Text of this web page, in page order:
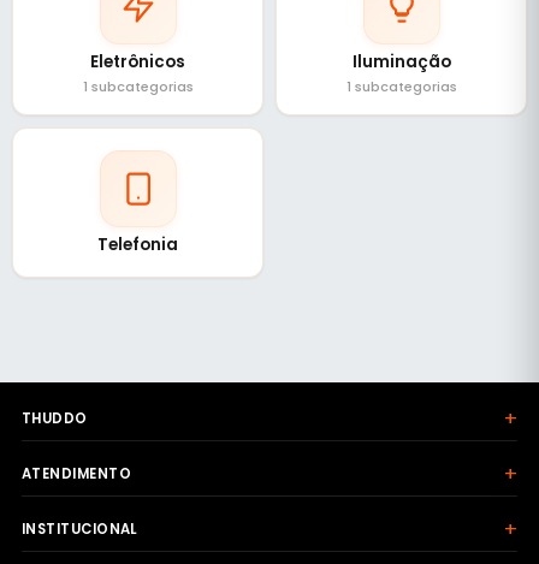
Eletrônicos
1 subcategorias
Iluminação
1 subcategorias
Telefonia
THUDDO +
ATENDIMENTO +
INSTITUCIONAL +